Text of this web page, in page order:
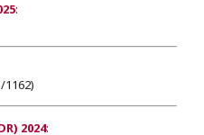
:
1162)
2024: